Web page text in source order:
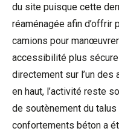
du site puisque cette
réaménagée afin
camions pour
accessibilité plus
directement sur l’un des
en haut, l’activité reste
de soutènement du
confortements béton a